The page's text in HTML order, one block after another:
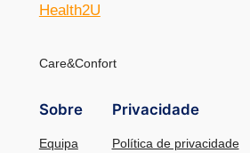
Health2U
Care&Confort
Sobre
Equipa
Privacidade
Política de privacidade